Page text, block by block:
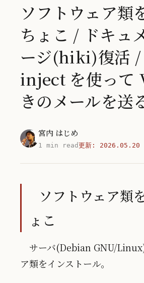
ソフトウェア類
ちょこ / ドキュ
ージ(hiki)復活
inject を使って
きのメールを送
宮内 はじめ
1 min read更新: 2026.05.20
ソフトウェア類
ょこ
サーバ(Debian GNU/
ア類をインストール。